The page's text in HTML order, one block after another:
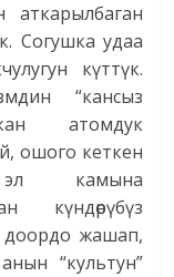
аткарылбаган
Согушка удаа
күттүк.
“кансыз
атомдук
ошого кеткен
эл камына
күндөрүбүз
доордо жашап,
“культун”